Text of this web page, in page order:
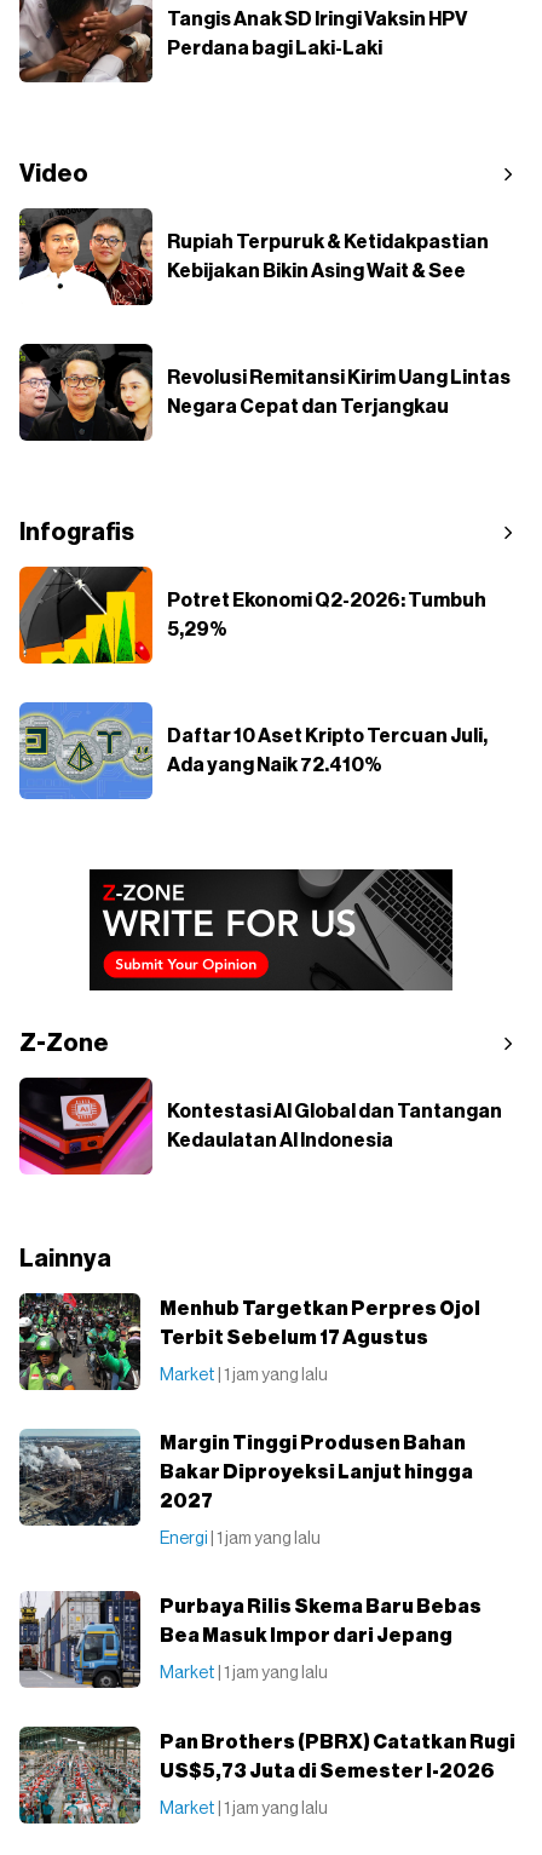
Tangis Anak SD Iringi Vaksin HPV
Perdana bagi Laki-Laki
Video
Rupiah Terpuruk & Ketidakpastian
Kebijakan Bikin Asing Wait & See
Revolusi Remitansi Kirim Uang Lintas
Negara Cepat dan Terjangkau
Infografis
Potret Ekonomi Q2-2026: Tumbuh
5,29%
Daftar 10 Aset Kripto Tercuan Juli,
Ada yang Naik 72.410%
Z-Zone
Kontestasi AI Global dan Tantangan
Kedaulatan AI Indonesia
Lainnya
Menhub Targetkan Perpres Ojol
Terbit Sebelum 17 Agustus
Market | 1 jam yang lalu
Margin Tinggi Produsen Bahan
Bakar Diproyeksi Lanjut hingga
2027
Energi | 1 jam yang lalu
Purbaya Rilis Skema Baru Bebas
Bea Masuk Impor dari Jepang
Market | 1 jam yang lalu
Pan Brothers (PBRX) Catatkan Rugi
US$5,73 Juta di Semester I-2026
Market | 1 jam yang lalu